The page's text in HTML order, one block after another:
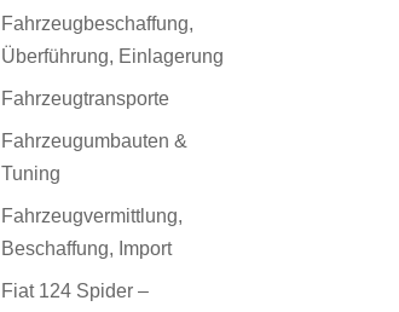
Fahrzeugbeschaffung,
Überführung, Einlagerung
Fahrzeugtransporte
Fahrzeugumbauten &
Tuning
Fahrzeugvermittlung,
Beschaffung, Import
Fiat 124 Spider –